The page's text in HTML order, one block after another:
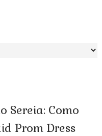
Sereia: Como
Prom Dress